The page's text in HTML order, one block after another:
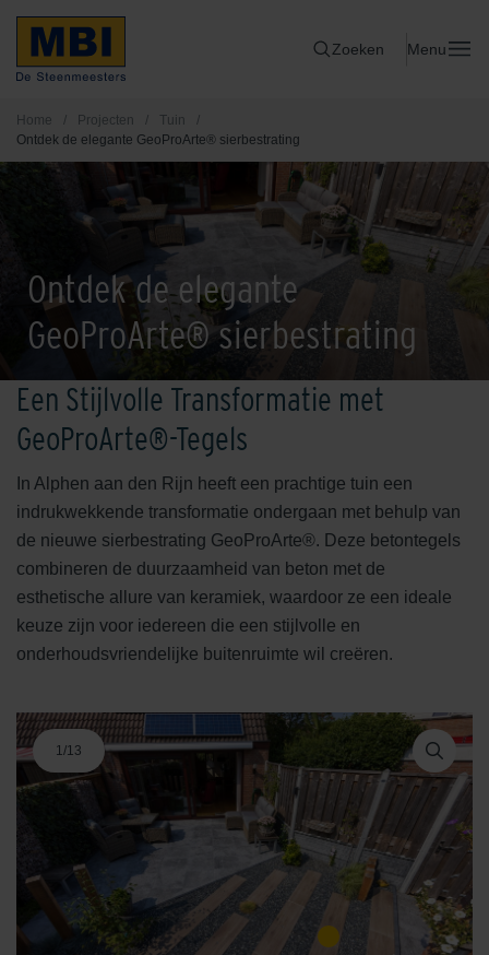
Zoeken Menu
Home / Projecten / Tuin
/
Ontdek de elegante GeoProArte® sierbestrating
Ontdek de elegante
GeoProArte® sierbestrating
Een Stijlvolle Transformatie met
GeoProArte®-Tegels
In Alphen aan den Rijn heeft een prachtige tuin een
indrukwekkende transformatie ondergaan met behulp van
de nieuwe sierbestrating GeoProArte®. Deze betontegels
combineren de duurzaamheid van beton met de
esthetische allure van keramiek, waardoor ze een ideale
keuze zijn voor iedereen die een stijlvolle en
onderhoudsvriendelijke buitenruimte wil creëren.
1/13